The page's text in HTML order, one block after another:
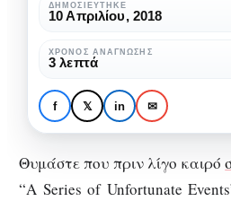
SERIES REVIEW ΠΡΟΤΆΣΕΙΣ ΣΕΙΡΏΝ
A Series of
Events:
το δεύτερο
Unfortunate
Events:
Εντυπώσεις
για
το
κύκλο!
ΔΗΜΟΣΙΕΎΤΗΚΕ
10 Απριλίου, 2018
ΧΡΌΝΟΣ ΑΝΆΓΝΩΣΗΣ
3 λεπτά
f 𝕏 in ✉
Θυμάστε που πριν λίγο καιρό
“A Series of Unfortunate